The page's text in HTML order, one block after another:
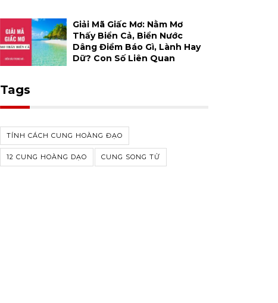
Giải Mã Giấc Mơ: Nằm Mơ
Thấy Biển Cả, Biển Nước
Dâng Điềm Báo Gì, Lành Hay
Dữ? Con Số Liên Quan
Tags
TÍNH CÁCH CUNG HOÀNG ĐẠO
12 CUNG HOÀNG DẠO CUNG SONG TỬ